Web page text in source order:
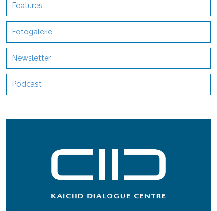
Features
Fotogalerie
Newsletter
Podcast